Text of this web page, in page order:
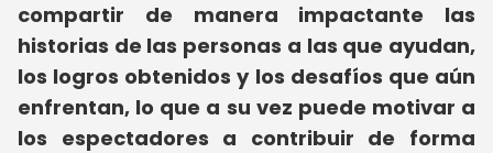
compartir de manera impactante las
historias de las personas a las que ayudan,
los logros obtenidos y los desafíos que aún
enfrentan, lo que a su vez puede motivar a
los espectadores a contribuir de forma